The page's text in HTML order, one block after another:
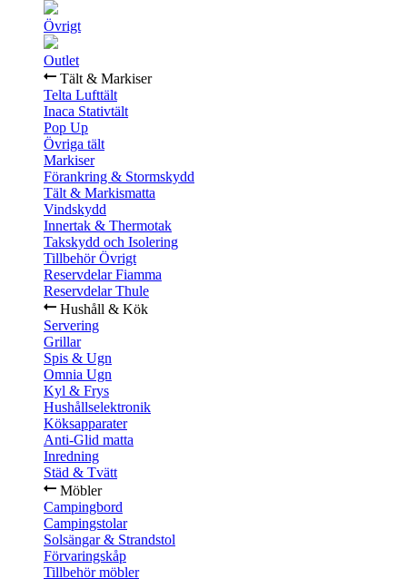
Övrigt
Outlet
Tält & Markiser
Telta Lufttält
Inaca Stativtält
Pop Up
Övriga tält
Markiser
Förankring & Stormskydd
Tält & Markismatta
Vindskydd
Innertak & Thermotak
Takskydd och Isolering
Tillbehör Övrigt
Reservdelar Fiamma
Reservdelar Thule
Hushåll & Kök
Servering
Grillar
Spis & Ugn
Omnia Ugn
Kyl & Frys
Hushållselektronik
Köksapparater
Anti-Glid matta
Inredning
Städ & Tvätt
Möbler
Campingbord
Campingstolar
Solsängar & Strandstol
Förvaringskåp
Tillbehör möbler